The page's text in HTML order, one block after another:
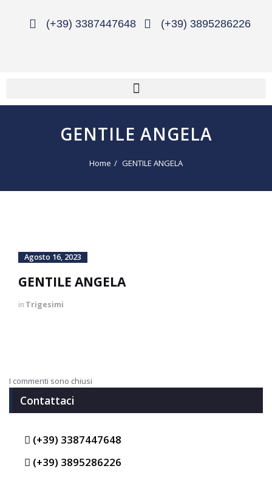
(+39) 3387447648 (+39) 3895286226
GENTILE ANGELA
Home GENTILE ANGELA
Agosto 16, 2023
GENTILE ANGELA
in Trigesimi
I commenti sono chiusi
Contattaci
(+39) 3387447648
(+39) 3895286226